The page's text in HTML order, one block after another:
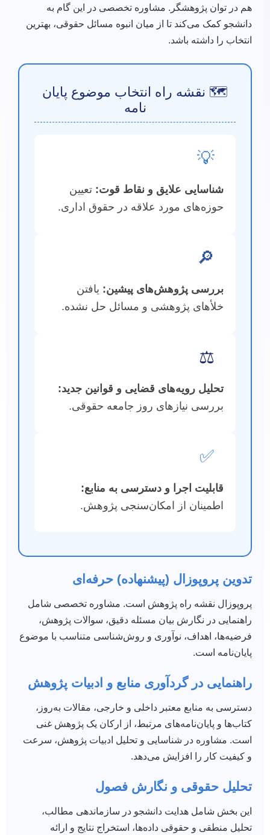
هم در توان پژوهشگر. مشاوره تخصصی در این گام به
دانشجو کمک می‌کند تا از میان انبوه مسائل حقوقی، بهترین
انتخاب را داشته باشد.
🗺️ نقشه راه انتخاب موضوع پایان
نامه
💡
شناسایی علایق و نقاط قوت: تعیین
حوزه‌های مورد علاقه در حقوق اداری.
🔎
بررسی پژوهش‌های پیشین: یافتن
خلأهای پژوهشی و مسائل حل نشده.
⚖️
تحلیل رویه‌های قضایی و قوانین جدید:
بررسی نیازهای روز جامعه حقوقی.
✅
قابلیت اجرا و دسترسی به منابع:
اطمینان از امکان‌سنجی پژوهش.
تدوین پروپوزال (پیشنهاده) حرفه‌ای
پروپوزال نقشه راه پژوهش است. مشاوره تخصصی شامل
راهنمایی در نگارش بیان مسئله دقیق، سوالات پژوهش،
فرضیه‌ها، اهداف، نوآوری و روش‌شناسی متناسب با موضوع
پایان‌نامه است.
راهنمایی در گردآوری منابع و ادبیات پژوهش
دسترسی به منابع معتبر داخلی و خارجی، مقالات به‌روز،
کتاب‌ها و پایان‌نامه‌های مرتبط، از ارکان یک پژوهش غنی
است. مشاوره در شناسایی و تحلیل ادبیات پژوهش، سرعت
و کیفیت کار را افزایش می‌دهد.
تحلیل حقوقی و نگارش فصول
این بخش شامل هدایت دانشجو در سازماندهی مطالب،
تحلیل منطقی و حقوقی داده‌ها، استخراج نتایج و ارائه